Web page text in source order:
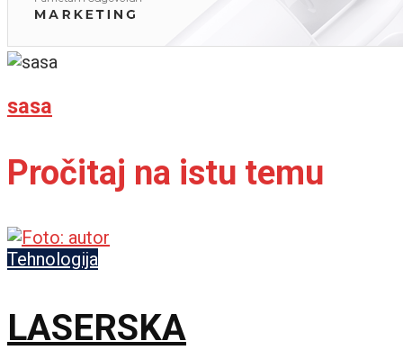
sasa
Pročitaj na istu temu
Tehnologija
LASERSKA